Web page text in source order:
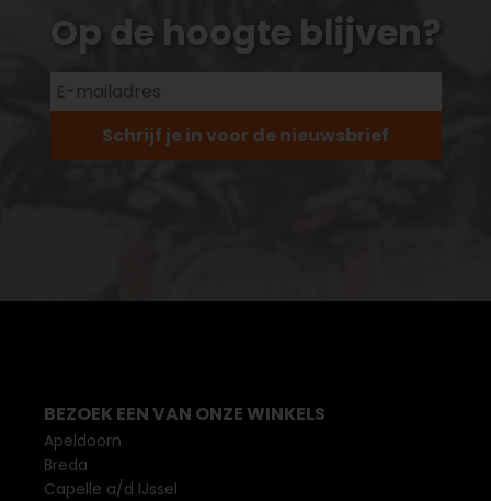
Op de hoogte blijven?
Schrijf je in voor de nieuwsbrief
BEZOEK EEN VAN ONZE WINKELS
Apeldoorn
Breda
Capelle a/d IJssel